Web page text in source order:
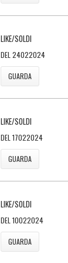
LIKE/SOLDI
DEL 24022024
GUARDA
LIKE/SOLDI
DEL 17022024
GUARDA
LIKE/SOLDI
DEL 10022024
GUARDA